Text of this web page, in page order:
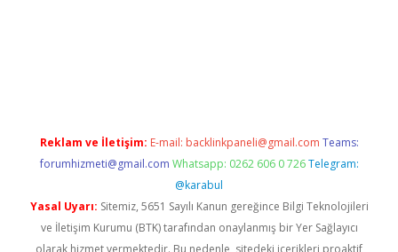
Reklam ve İletişim: E-mail: backlinkpaneli@gmail.com Teams:
forumhizmeti@gmail.com Whatsapp: 0262 606 0 726 Telegram:
@karabul
Yasal Uyarı: Sitemiz, 5651 Sayılı Kanun gereğince Bilgi Teknolojileri
ve İletişim Kurumu (BTK) tarafından onaylanmış bir Yer Sağlayıcı
olarak hizmet vermektedir. Bu nedenle, sitedeki içerikleri proaktif